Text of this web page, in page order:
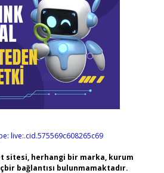
live:.cid.575569c608265c69
sitesi, herhangi bir marka, kurum
bağlantısı bulunmamaktadır.